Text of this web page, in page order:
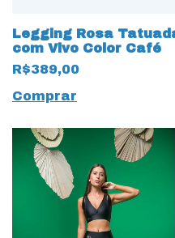
Legging Rosa
com Vivo Color Café
R$389,00
Comprar